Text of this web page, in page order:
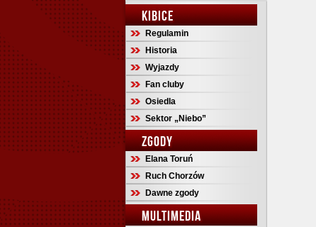
KIBICE
Regulamin
Historia
Wyjazdy
Fan cluby
Osiedla
Sektor „Niebo”
ZGODY
Elana Toruń
Ruch Chorzów
Dawne zgody
MULTIMEDIA